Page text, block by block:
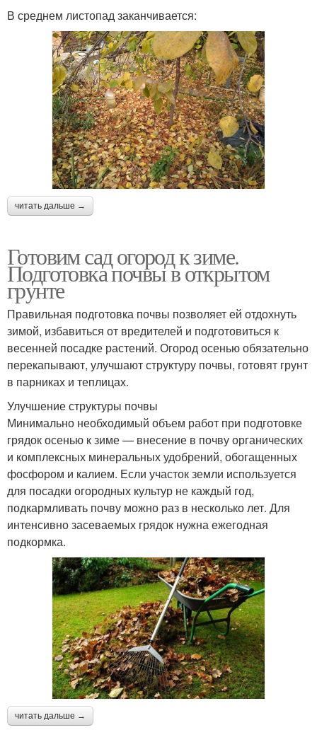
В среднем листопад заканчивается:
читать дальше →
Готовим сад огород к зиме.
Подготовка почвы в открытом
грунте
Правильная подготовка почвы позволяет ей отдохнуть
зимой, избавиться от вредителей и подготовиться к
весенней посадке растений. Огород осенью обязательно
перекапывают, улучшают структуру почвы, готовят грунт
в парниках и теплицах.
Улучшение структуры почвы
Минимально необходимый объем работ при подготовке
грядок осенью к зиме — внесение в почву органических
и комплексных минеральных удобрений, обогащенных
фосфором и калием. Если участок земли используется
для посадки огородных культур не каждый год,
подкармливать почву можно раз в несколько лет. Для
интенсивно засеваемых грядок нужна ежегодная
подкормка.
читать дальше →